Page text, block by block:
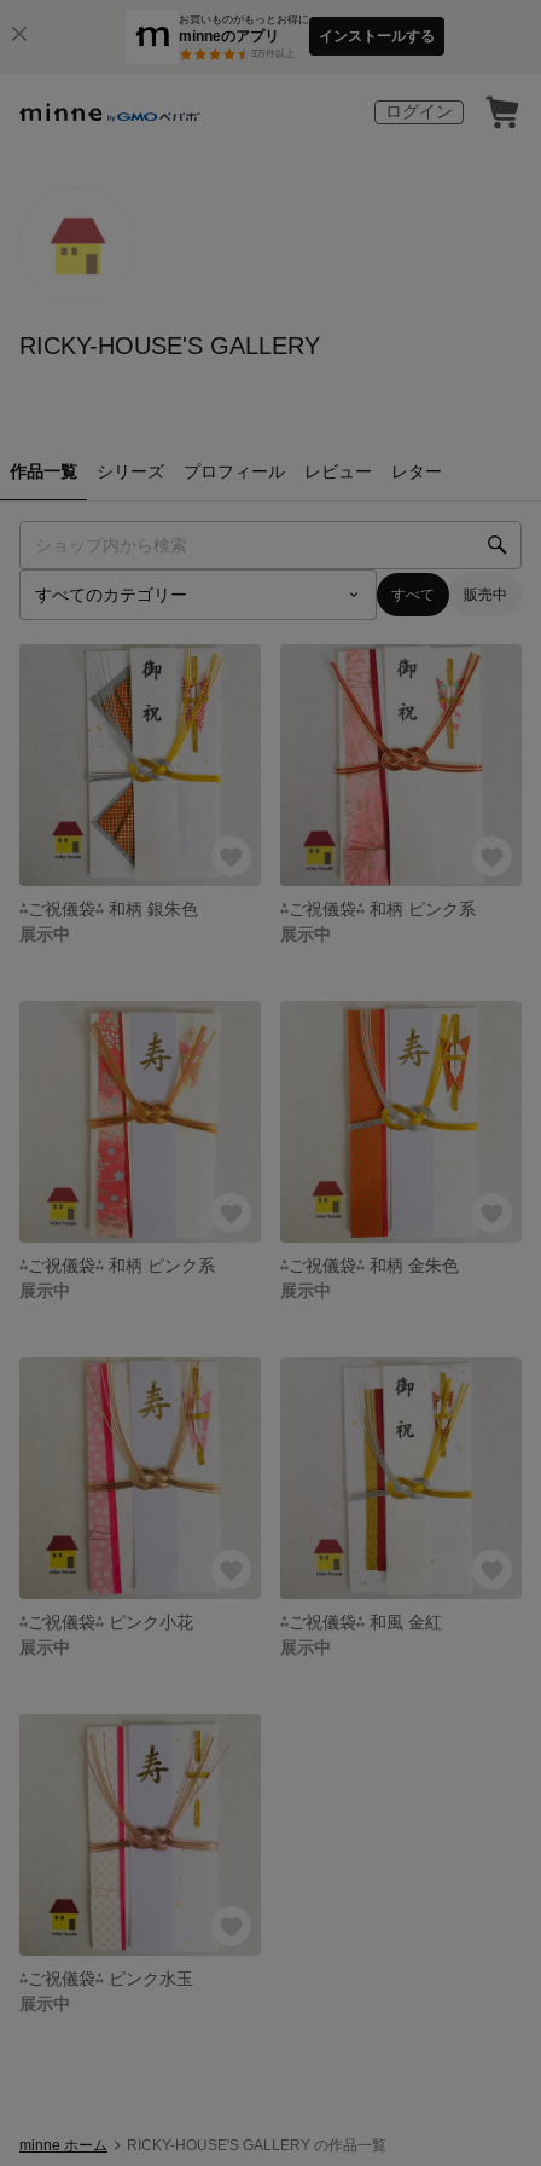
お買いものがもっとお得に
minneのアプリ
3万件以上
インストールする
ログイン
RICKY-HOUSE'S GALLERY
作品一覧 シリーズ プロフィール レビュー レター
すべて 販売中
⁂ご祝儀袋⁂ 和柄 銀朱色
展示中
⁂ご祝儀袋⁂ 和柄 ピンク系
展示中
⁂ご祝儀袋⁂ 和柄 ピンク系
展示中
⁂ご祝儀袋⁂ 和柄 金朱色
展示中
⁂ご祝儀袋⁂ ピンク小花
展示中
⁂ご祝儀袋⁂ 和風 金紅
展示中
⁂ご祝儀袋⁂ ピンク水玉
展示中
minne ホーム RICKY-HOUSE'S GALLERY の作品一覧